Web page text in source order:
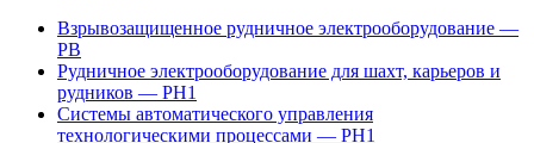
Взрывозащищенное рудничное электрооборудование —
РВ
Рудничное электрооборудование для шахт, карьеров и
рудников — РН1
Системы автоматического управления
технологическими процессами — РН1